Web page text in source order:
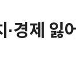
경제 잃